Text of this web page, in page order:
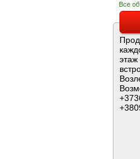
Все